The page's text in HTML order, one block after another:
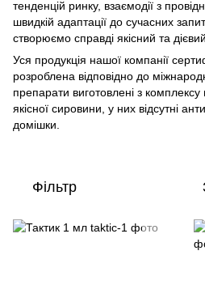
тенденцій ринку, взаємодії з
швидкій адаптації до сучасних
створюємо справді якісний та
Уся продукція нашої компанії
розроблена відповідно до
препарати виготовлені з комплексу
якісної сировини, у них відсутні
домішки.
Фільтр